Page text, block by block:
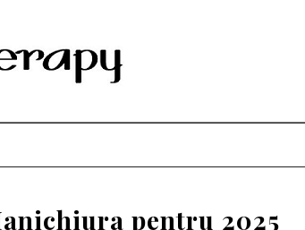
pentru 2025